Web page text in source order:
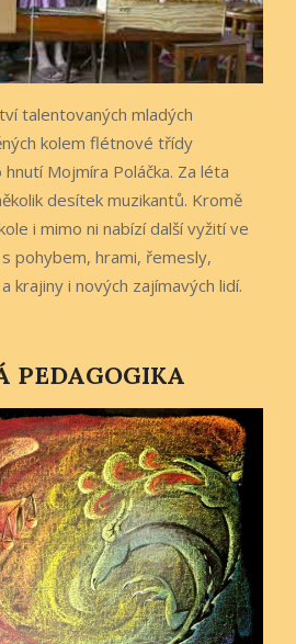
talentovaných mladých
kolem flétnové třídy
Mojmíra Poláčka. Za léta
desítek muzikantů. Kromě
i mimo ni nabízí další vyžití ve
pohybem, hrami, řemesly,
krajiny i nových zajímavých lidí.
PEDAGOGIKA